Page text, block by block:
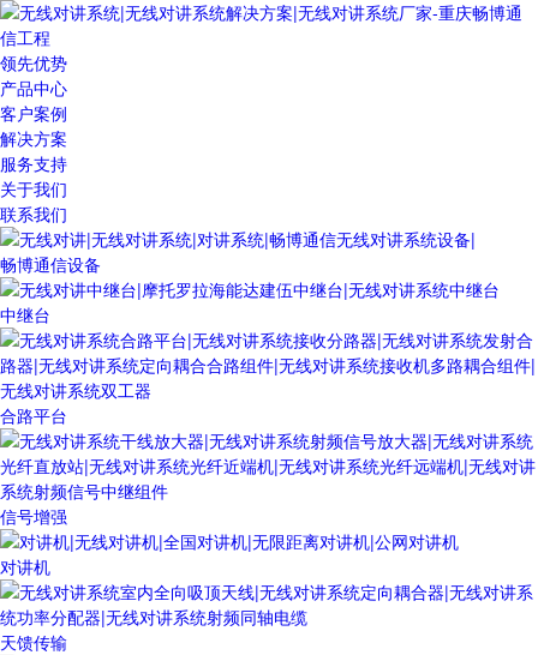
领先优势
产品中心
客户案例
解决方案
服务支持
关于我们
联系我们
畅博通信设备
中继台
合路平台
信号增强
对讲机
天馈传输